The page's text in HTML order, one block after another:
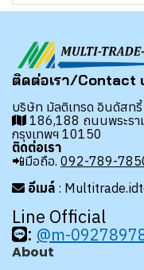
ติดต่อเรา/Contact
บริษัท มัลติเทรด อินดัสท
186,188 ถนนพระรา
กรุงเทพฯ 10150
ติดต่อเรา
📲มือถือ. 092-789-
อีเมล์ :
Line Official
: @m-
About